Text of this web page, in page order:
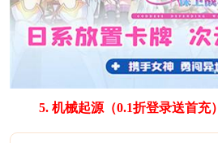
5. 机械起源（0.1折登录送首充）